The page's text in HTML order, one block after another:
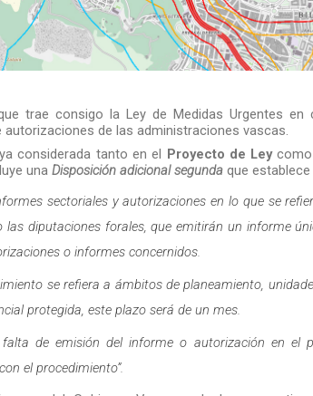
trae consigo la Ley de Medidas Urgentes en
de las administraciones vascas.
considerada tanto en el Proyecto de Leycomo
una Disposición adicional segunda que establece
sectoriales y autorizaciones en lo que se
las diputaciones forales, que emitirán un informe
o informes concernidos.
se refiera a ámbitos de planeamiento,
protegida, este plazo será de un mes.
de emisión del informe o autorización en el
el procedimiento”.